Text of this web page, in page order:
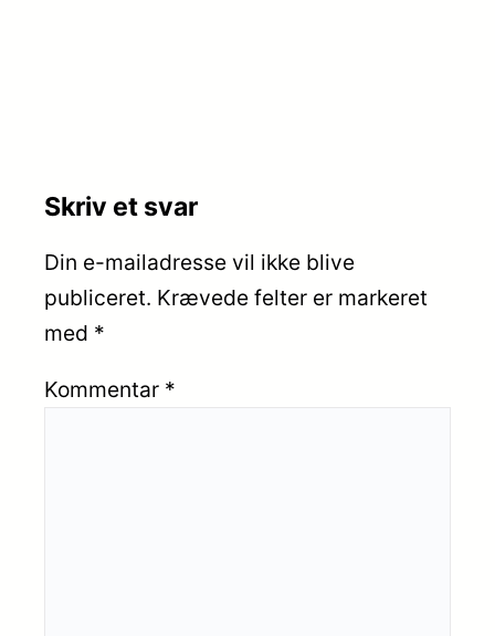
Skriv et svar
Din e-mailadresse vil ikke blive
publiceret. Krævede felter er markeret
med *
Kommentar *